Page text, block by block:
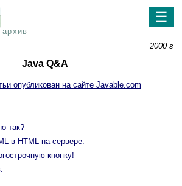
архив
☰
2000 г
Java Q&A
опубликован на сайте Javable.com
так?
в HTML на сервере.
кнопку!